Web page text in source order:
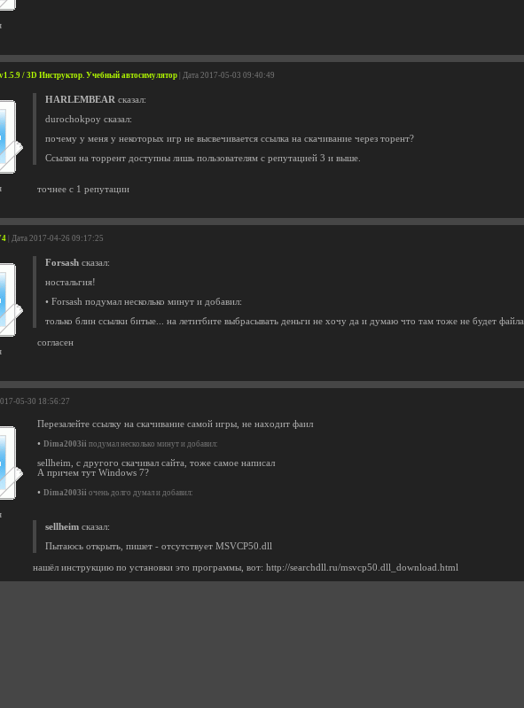
/ 3D Инструктор. Учебный автосимулятор | Дата 2017-05-03 09:40:49
HARLEMBEAR сказал:
durochokpoy сказал:
почему у меня у некоторых игр не высвечивается ссылка на скачивание через торент?
Ссылки на торрент доступны лишь пользователям с репутацией 3 и выше.
точнее с 1 репутации
| Дата 2017-04-26 09:17:25
Forsash сказал:
ностальгия!
• Forsash подумал несколько минут и добавил:
только блин ссылки битые... на летитбите выбрасывать деньги не хочу да и думаю что там тоже не будет файла
согласен
05-30 18:56:27
Перезалейте ссылку на скачивание самой игры, не находит фаил
• Dima2003ii подумал несколько минут и добавил:
sellheim, с другого скачивал сайта, тоже самое написал
А причем тут Windows 7?
• Dima2003ii очень долго думал и добавил:
sellheim сказал:
Пытаюсь открыть, пишет - отсутствует MSVCP50.dll
нашёл инструкцию по установки это программы, вот: http://searchdll.ru/msvcp50.dll_download.html